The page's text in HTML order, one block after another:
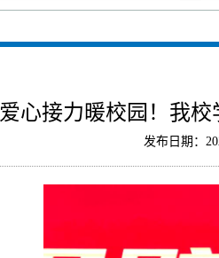
爱心接力暖校园！我
发布日期：